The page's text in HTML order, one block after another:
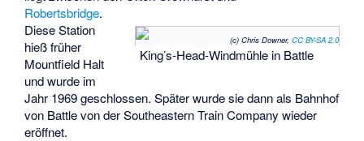
(c) Chris Downer, CC BY-SA 2.0
King’s-Head-Windmühle in Battle
Robertsbridge.
Diese Station
hieß früher
Mountfield Halt
und wurde im
Jahr 1969 geschlossen. Später wurde sie dann als Bahnhof
von Battle von der Southeastern Train Company wieder
eröffnet.